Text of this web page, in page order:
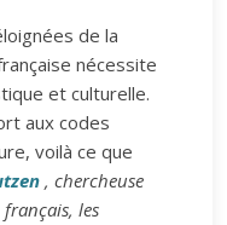
de la
nécessite
et culturelle.
aux codes
voilà ce que
, chercheuse
les